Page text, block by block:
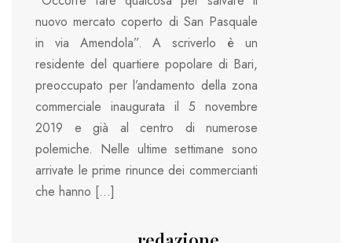
nuovo mercato coperto di San Pasquale
in via Amendola”. A scriverlo è un
residente del quartiere popolare di Bari,
preoccupato per l’andamento della zona
commerciale inaugurata il 5 novembre
2019 e già al centro di numerose
polemiche. Nelle ultime settimane sono
arrivate le prime rinunce dei commercianti
che hanno […]